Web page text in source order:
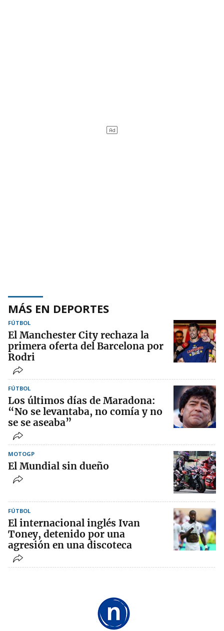
MÁS EN DEPORTES
FÚTBOL
El Manchester City rechaza la
primera oferta del Barcelona por
Rodri
FÚTBOL
Los últimos días de Maradona:
“No se levantaba, no comía y no
se se aseaba”
MOTOGP
El Mundial sin dueño
FÚTBOL
El internacional inglés Ivan
Toney, detenido por una
agresión en una discoteca